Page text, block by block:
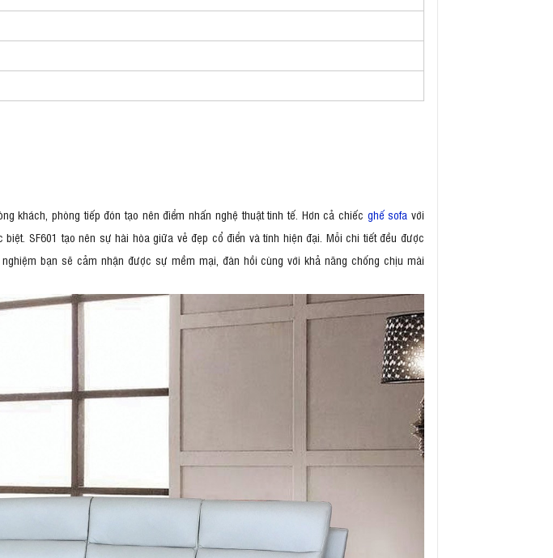
khách, phòng tiếp đón tạo nên điểm nhấn nghệ thuật tinh tế. Hơn cả chiếc ghế sofa với
SF601 tạo nên sự hài hòa giữa vẻ đẹp cổ điển và tính hiện đại. Mỗi chi tiết đều được
bạn sẽ cảm nhận được sự mềm mại, đàn hồi cùng với khả năng chống chịu mài